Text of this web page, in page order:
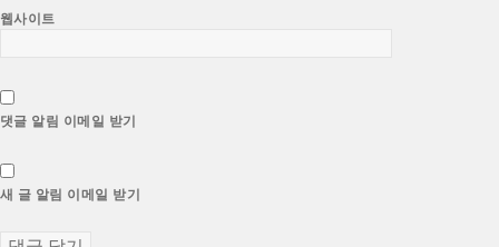
웹사이트
댓글 알림 이메일 받기
새 글 알림 이메일 받기